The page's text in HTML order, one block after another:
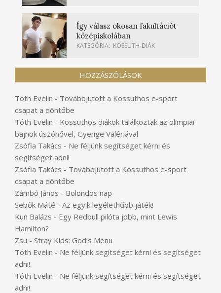
Így válasz okosan fakultációt
középiskolában
KATEGÓRIA: KOSSUTH-DIÁK
HOZZÁSZÓLÁSOK
Tóth Evelin - Továbbjutott a Kossuthos e-sport
csapat a döntőbe
Tóth Evelin - Kossuthos diákok találkoztak az olimpiai
bajnok úszónővel, Gyenge Valériával
Zsófia Takács - Ne féljünk segítséget kérni és
segítséget adni!
Zsófia Takács - Továbbjutott a Kossuthos e-sport
csapat a döntőbe
Zámbó János - Bolondos nap
Sebők Máté - Az egyik legélethűbb játék!
Kun Balázs - Egy Redbull pilóta jobb, mint Lewis
Hamilton?
Zsu - Stray Kids: God’s Menu
Tóth Evelin - Ne féljünk segítséget kérni és segítséget
adni!
Tóth Evelin - Ne féljünk segítséget kérni és segítséget
adni!